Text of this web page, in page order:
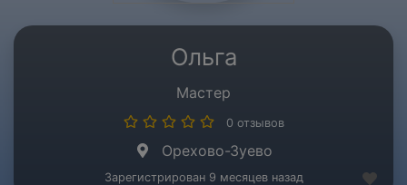
Ольга
Мастер
0 отзывов
Орехово-Зуево
Зарегистрирован 9 месяцев назад